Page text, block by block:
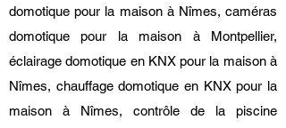
domotique pour la maison à Nîmes, caméras
domotique pour la maison à Montpellier,
éclairage domotique en KNX pour la maison à
Nîmes, chauffage domotique en KNX pour la
maison à Nîmes, contrôle de la piscine